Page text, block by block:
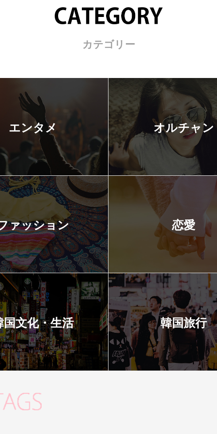
カテゴリー
エンタメ オルチャン
ァッション 恋愛
国文化・生活 韓国旅行